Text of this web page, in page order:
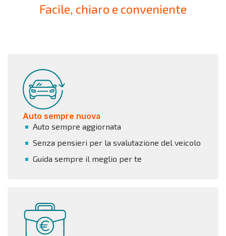
Facile, chiaro e conveniente
Auto sempre nuova
Auto sempre aggiornata
Senza pensieri per la svalutazione del veicolo
Guida sempre il meglio per te